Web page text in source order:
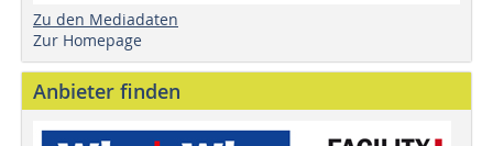
Zu den Mediadaten
Zur Homepage
Anbieter finden